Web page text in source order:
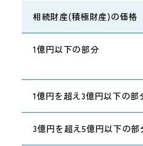
相続財産(積極財産)の価格
1億円以下の部分
1億円を超え3億円以下の部
3億円を超え5億円以下の部